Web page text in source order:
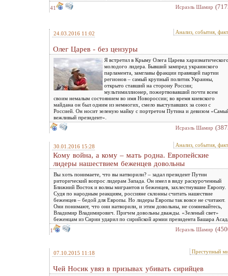
41
Исраэль Шамир
24.03.2016 11:02 Анализ, события,
Олег Царев - без цензуры
Я встретил в Крыму Олега Царева харизматического
молодого лидера. Бывший зампред украинского
парламента, замглавы фракции правящей партии
регионов – самый крупный политик Украины,
открыто ставший на сторону России;
мультимиллионер, пожертвовавший почти всем
своим немалым состоянием во имя Новороссии; во время киевского
майдана он был одним из немногих, смело выступавших за союз с
Россией. Он носит зеленую майку с портретом Путина и девизом
вежливый президент».
Исраэль Шамир
30.01.2016 15:28 Анализ, события,
Кому война, а кому – мать родна. Европейские
лидеры нашествием беженцев довольны
Вы хоть понимаете, что вы натворили? – задал президент Путин
риторический вопрос лидерам Запада. Он имел в виду раскуроченный
Ближний Восток и волны мигрантов и беженцев, захлестнувшие Европу.
Судя по народным реакциям, россияне склонны считать нашествие
беженцев – бедой для Европы. Но лидеры Европы так вовсе не считают.
Они понимают, что они натворили, и этим довольны, не сомневайтесь,
Владимир Владимирович. Причем довольны дважды. «Зеленый свет»
беженцам из Сирии ударил по сирийской армии президента Башара
1
Исраэль Шамир
07.10.2015 11:18 Преступный
Чей Носик увяз в призывах убивать сирийцев